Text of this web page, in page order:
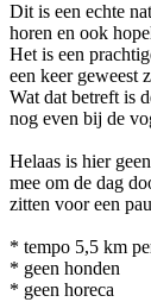
Dit is een echte
horen en ook
Het is een
een keer geweest
Wat dat betreft is
nog even bij de
Helaas is hier
mee om de dag
zitten voor een
* tempo 5,5 km
* geen honden
* geen horeca